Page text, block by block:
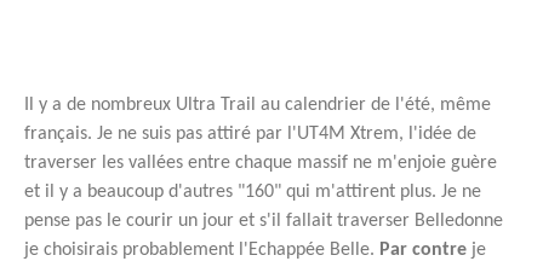
Il y a de nombreux Ultra Trail au calendrier de l'été, même
français. Je ne suis pas attiré par l'UT4M Xtrem, l'idée de
traverser les vallées entre chaque massif ne m'enjoie guère
et il y a beaucoup d'autres "160" qui m'attirent plus. Je ne
pense pas le courir un jour et s'il fallait traverser Belledonne
je choisirais probablement l'Echappée Belle. Par contre je